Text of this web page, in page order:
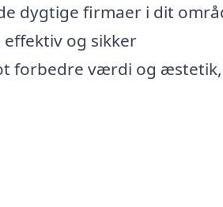
dygtige firmaer i dit
og sikker
forbedre værdi og æstetik,